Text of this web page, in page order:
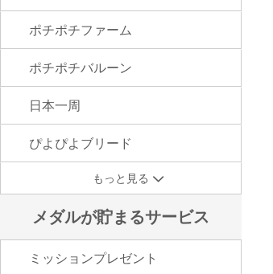
ポチポチファーム
ポチポチバルーン
日本一周
ぴよぴよブリード
もっと見る
メダルが貯まるサービス
ミッションプレゼント